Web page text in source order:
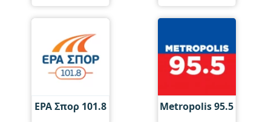
ΕΡΑ Σπορ 101.8 Metropolis 95.5